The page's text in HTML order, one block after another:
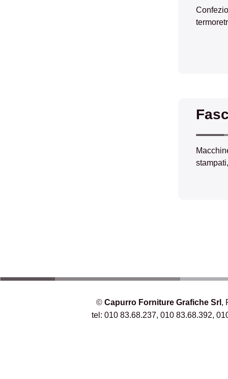
© Capurro Forniture Grafiche Srl ,
tel: 010 83.68.237, 010 83.68.392,